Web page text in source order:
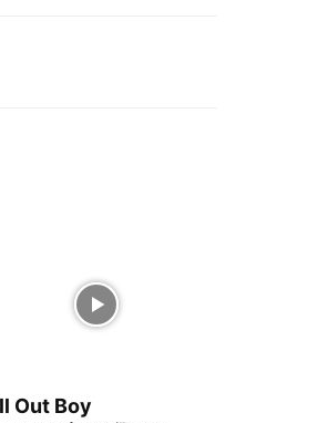
Out Boy